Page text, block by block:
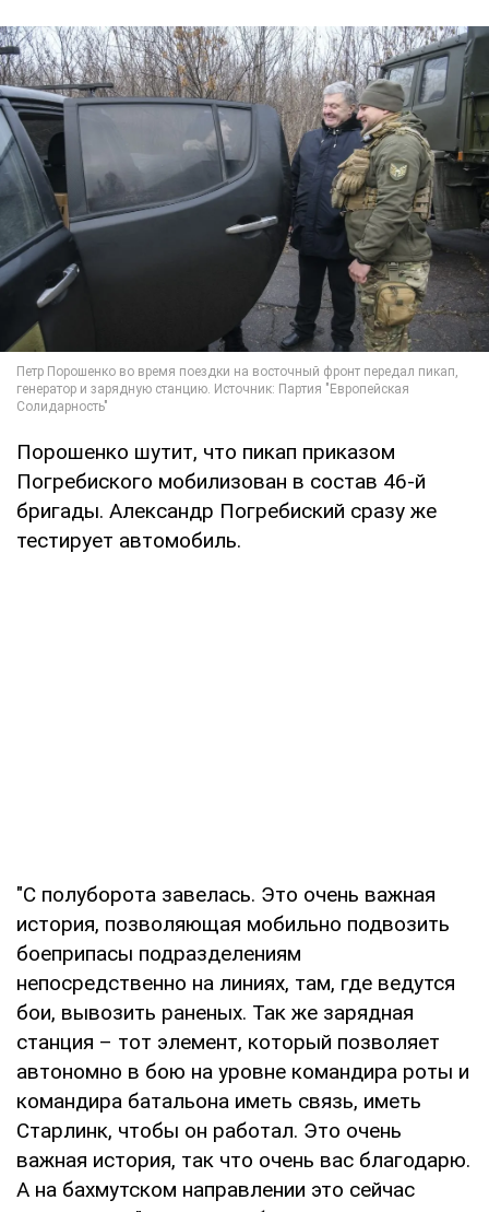
Порошенко шутит, что пикап приказом
Погребиского мобилизован в состав 46-й
бригады. Александр Погребиский сразу же
тестирует автомобиль.
"С полуборота завелась. Это очень важная
история, позволяющая мобильно подвозить
боеприпасы подразделениям
непосредственно на линиях, там, где ведутся
бои, вывозить раненых. Так же зарядная
станция – тот элемент, который позволяет
автономно в бою на уровне командира роты и
командира батальона иметь связь, иметь
Старлинк, чтобы он работал. Это очень
важная история, так что очень вас благодарю.
А на бахмутском направлении это сейчас